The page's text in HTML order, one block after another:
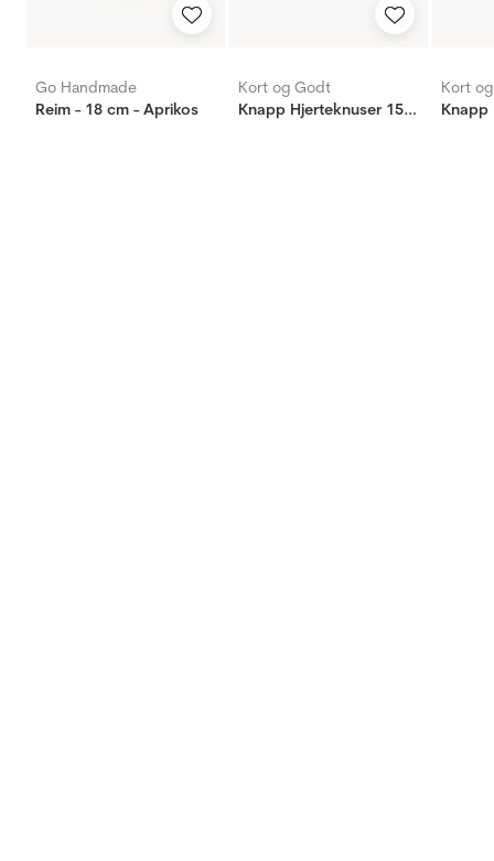
Go Handmade
Reim - 18 cm - Aprikos
Kort og Godt
Knapp Hjerteknuser 15mm
Kort
Knapp